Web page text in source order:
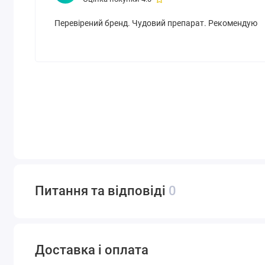
Перевірений бренд. Чудовий препарат. Рекомендую
Питання та відповіді 0
Доставка і оплата